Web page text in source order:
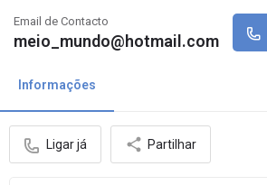
Email de Contacto
meio_mundo@hotmail.com
Informações
Ligar já Partilhar